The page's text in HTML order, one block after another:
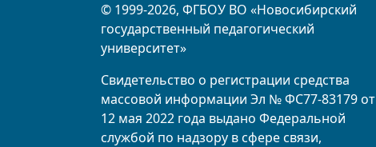
© 1999-2026, ФГБОУ ВО «Новосибирский
государственный педагогический
университет»
Свидетельство о регистрации средства
массовой информации Эл № ФС77-83179 от
12 мая 2022 года выдано Федеральной
службой по надзору в сфере связи,